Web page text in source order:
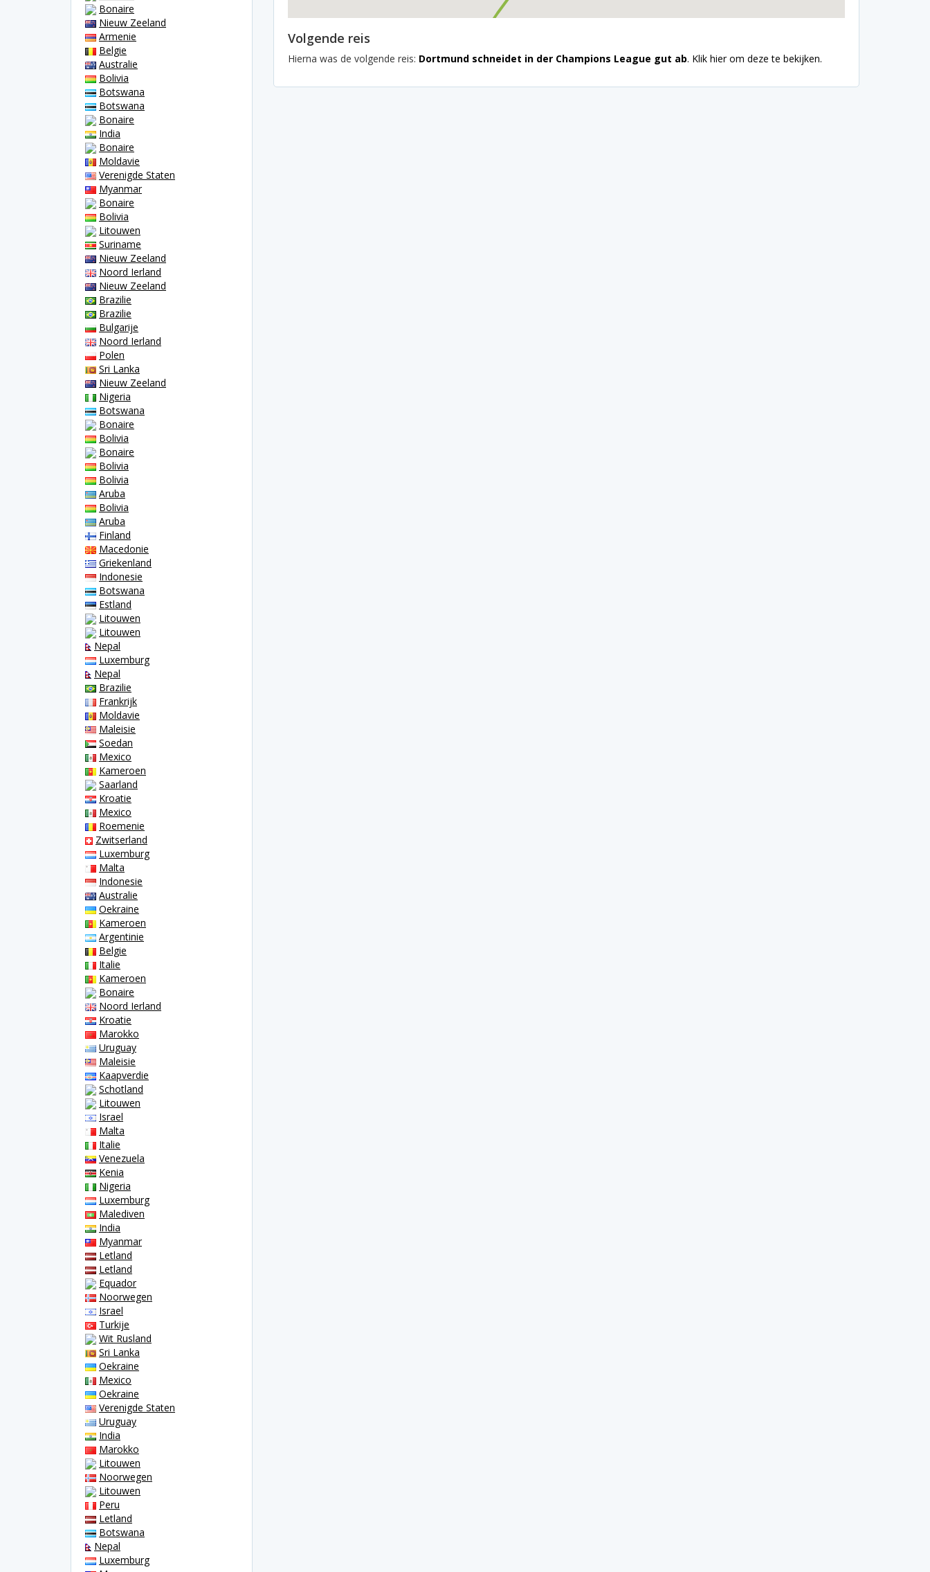
Bonaire
Nieuw Zeeland
Armenie
Belgie
Australie
Bolivia
Botswana
Botswana
Bonaire
India
Bonaire
Moldavie
Verenigde Staten
Myanmar
Bonaire
Bolivia
Litouwen
Suriname
Nieuw Zeeland
Noord Ierland
Nieuw Zeeland
Brazilie
Brazilie
Bulgarije
Noord Ierland
Polen
Sri Lanka
Nieuw Zeeland
Nigeria
Botswana
Bonaire
Bolivia
Bonaire
Bolivia
Bolivia
Aruba
Bolivia
Aruba
Finland
Macedonie
Griekenland
Indonesie
Botswana
Estland
Litouwen
Litouwen
Nepal
Luxemburg
Nepal
Brazilie
Frankrijk
Moldavie
Maleisie
Soedan
Mexico
Kameroen
Saarland
Kroatie
Mexico
Roemenie
Zwitserland
Luxemburg
Malta
Indonesie
Australie
Oekraine
Kameroen
Argentinie
Belgie
Italie
Kameroen
Bonaire
Noord Ierland
Kroatie
Marokko
Uruguay
Maleisie
Kaapverdie
Schotland
Litouwen
Israel
Malta
Italie
Venezuela
Kenia
Nigeria
Luxemburg
Malediven
India
Myanmar
Letland
Letland
Equador
Noorwegen
Israel
Turkije
Wit Rusland
Sri Lanka
Oekraine
Mexico
Oekraine
Verenigde Staten
Uruguay
India
Marokko
Litouwen
Noorwegen
Litouwen
Peru
Letland
Botswana
Nepal
Luxemburg
Volgende reis
Hierna was de volgende reis: Dortmund schneidet in der Champions League gut ab. Klik hier om deze te bekijken.